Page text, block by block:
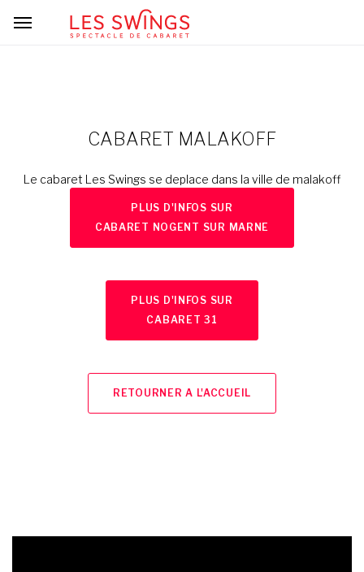
CABARET MALAKOFF
Le cabaret Les Swings se deplace dans la ville de malakoff
PLUS D'INFOS SUR
CABARET NOGENT SUR MARNE
PLUS D'INFOS SUR
CABARET 31
RETOURNER A L'ACCUEIL